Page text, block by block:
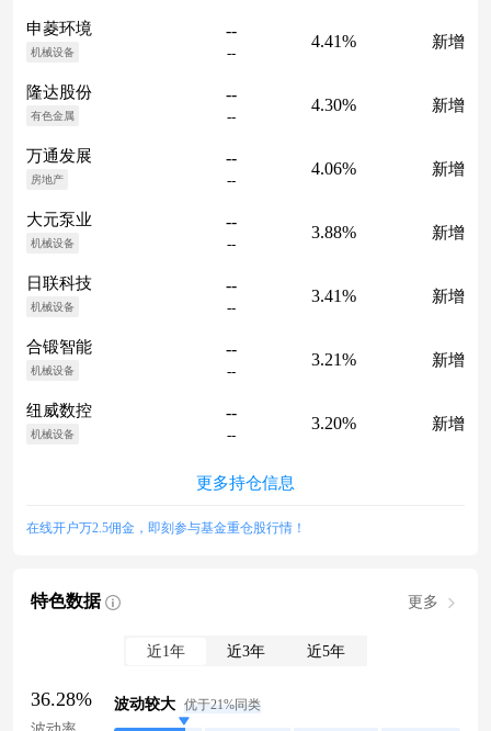
申菱环境
机械设备
--
--
4.41% 新增
隆达股份
有色金属
--
--
4.30% 新增
万通发展
房地产
--
--
4.06% 新增
大元泵业
机械设备
--
--
3.88% 新增
日联科技
机械设备
--
--
3.41% 新增
合锻智能
机械设备
--
--
3.21% 新增
纽威数控
机械设备
--
--
3.20% 新增
更多持仓信息
在线开户万2.5佣金，即刻参与基金重仓股行情！
特色数据 更多
近1年 近3年 近5年
36.28% 波动较大 优于21%同类